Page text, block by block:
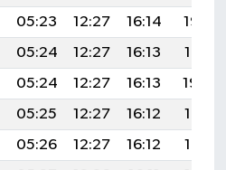
05:23 12:27 16:14
19:22
05:24 12:27 16:13
19:21
05:24 12:27 16:13
19:20
05:25 12:27 16:12
19:18
05:26 12:27 16:12
19:17